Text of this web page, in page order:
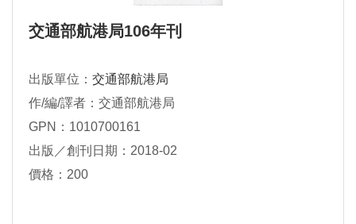
交通部航港局106年刊
出版單位： 交通部航港局
作/編/譯者：交通部航港局
GPN：1010700161
出版／創刊日期：2018-02
價格：200